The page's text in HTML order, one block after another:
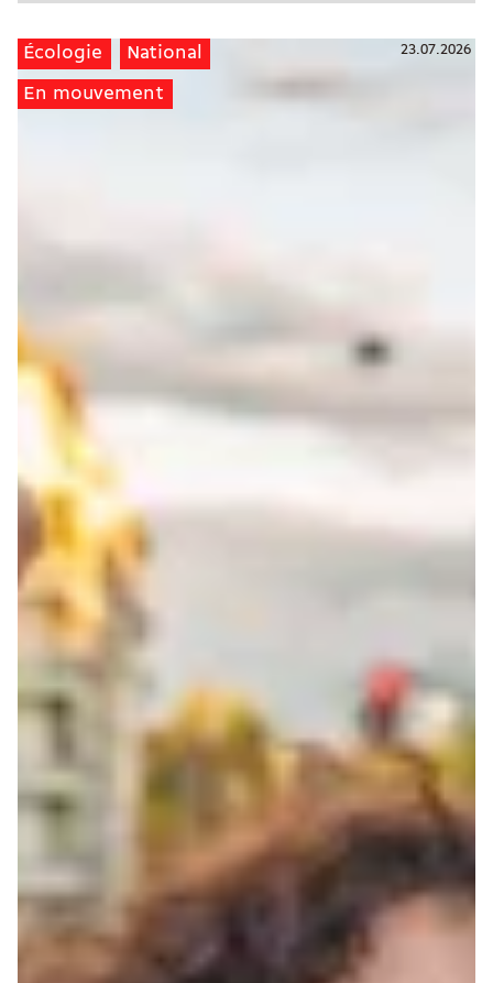
Écologie National
En mouvement
23.07.2026